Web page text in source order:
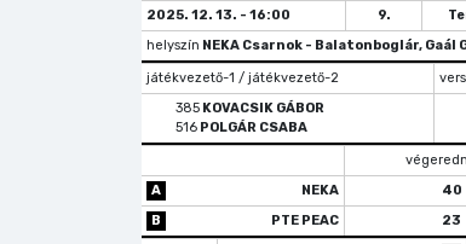
2025. 12. 13. - 16:00
9.
helyszín NEKA Csarnok - Balatonboglár, Gaál
játékvezető-1 / játékvezető-2
385 KOVACSIK GÁBOR
516 POLGÁR CSABA
A
NEKA 40
B
PTE PEAC 23